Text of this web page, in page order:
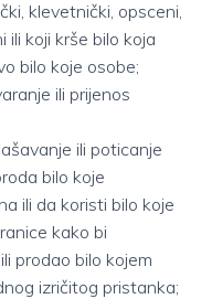
klevetnički, opsceni,
ili koji krše bilo koja
bilo koje osobe;
ili prijenos
ili poticanje
bilo koje
ili da koristi bilo koje
kako bi
prodao bilo kojem
izričitog pristanka;